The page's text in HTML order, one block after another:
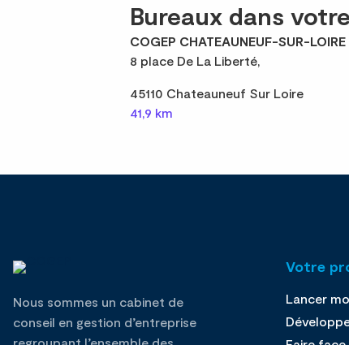
Bureaux dans
COGEP CHATEAUNEUF-SUR-LOIRE
8 place De La Liberté,
45110 Chateauneuf Sur Loire
41,9 km
Nous sommes un cabinet de
conseil en gestion d’entreprise
Votre
Lancer